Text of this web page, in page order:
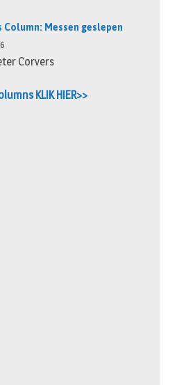
Column: Messen geslepen
Corvers
KLIK HIER>>